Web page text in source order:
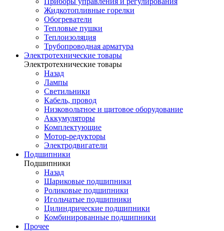
Жидкотопливные горелки
Обогреватели
Тепловые пушки
Теплоизоляция
Трубопроводная арматура
Электротехнические товары
Электротехнические товары
Назад
Лампы
Светильники
Кабель, провод
Низковольтное и щитовое оборудование
Аккумуляторы
Комплектующие
Мотор-редукторы
Электродвигатели
Подшипники
Подшипники
Назад
Шариковые подшипники
Роликовые подшипники
Игольчатые подшипники
Цилиндрические подшипники
Комбинированные подшипники
Прочее